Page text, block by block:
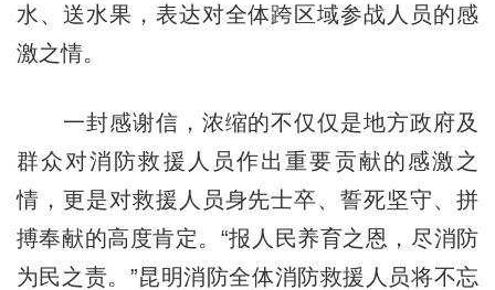
水、送水果，表达对全体跨区域参战人员的感
激之情。
一封感谢信，浓缩的不仅仅是地方政府及
群众对消防救援人员作出重要贡献的感激之
情，更是对救援人员身先士卒、誓死坚守、拼
搏奉献的高度肯定。“报人民养育之恩，尽消防
为民之责。”昆明消防全体消防救援人员将不忘